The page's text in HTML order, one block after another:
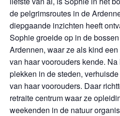
de pelgrimsroutes in de
diepgaande inzichten heeft
Sophie groeide op in de
Ardennen, waar ze als kind
van haar voorouders kende.
plekken in de steden,
van haar voorouders. Daar
retraite centrum waar ze
weekenden in de natuur